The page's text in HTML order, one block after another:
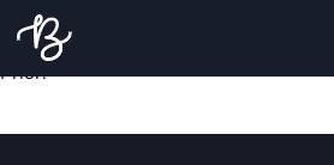
L'envoi postal coûte 2,99€.
Cela comprend les frais d'impression,
Prior.